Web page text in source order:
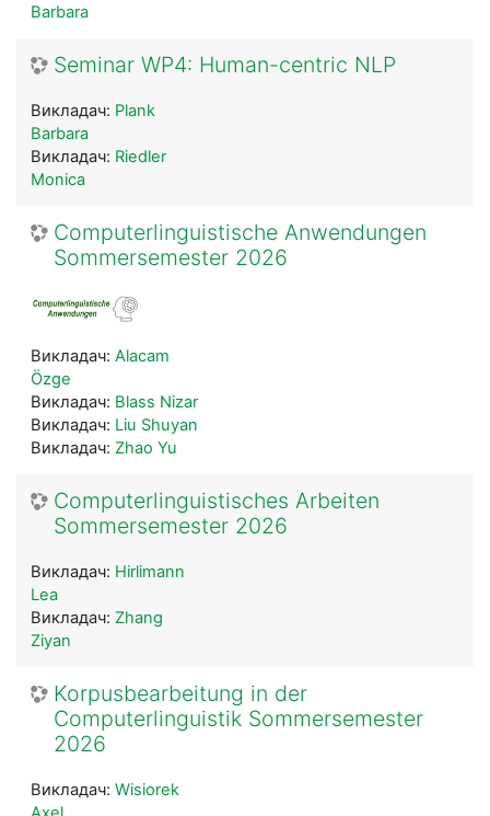
Barbara
Seminar WP4: Human-centric NLP
Викладач: Plank
Barbara
Викладач: Riedler
Monica
Computerlinguistische Anwendungen
Sommersemester 2026
Викладач: Alacam
Özge
Викладач: Blass Nizar
Викладач: Liu Shuyan
Викладач: Zhao Yu
Computerlinguistisches Arbeiten
Sommersemester 2026
Викладач: Hirlimann
Lea
Викладач: Zhang
Ziyan
Korpusbearbeitung in der
Computerlinguistik Sommersemester
2026
Викладач: Wisiorek